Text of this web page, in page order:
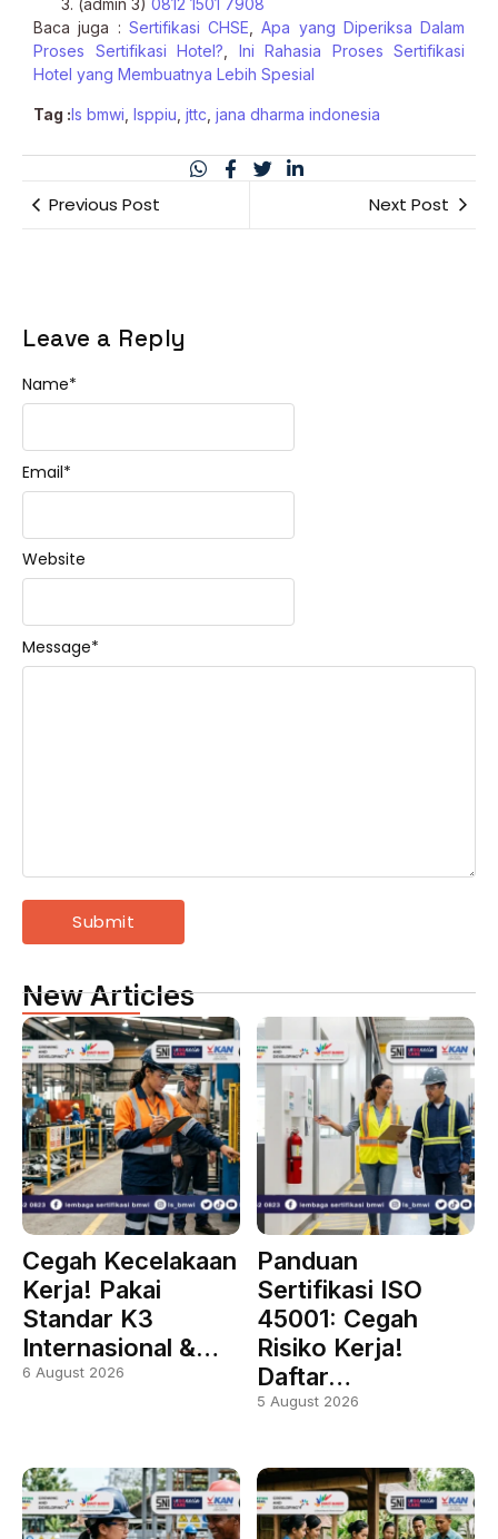
(admin 3) 0812 1501 7908
Baca juga : Sertifikasi CHSE,Apa yang Diperiksa Dalam
Proses Sertifikasi Hotel?,
Ini Rahasia Proses Sertifikasi
Hotel yang Membuatnya Lebih Spesial
Tag :ls bmwi lsppiu jttc jana dharma indonesia
Previous Post Next Post
Leave a Reply
Message*
Name*
Email*
Website
New Articles
Cegah Kecelakaan
Kerja! Pakai
Standar K3
Internasional &…
6 August 2026
Panduan
Sertifikasi ISO
45001: Cegah
Risiko Kerja!
Daftar…
5 August 2026